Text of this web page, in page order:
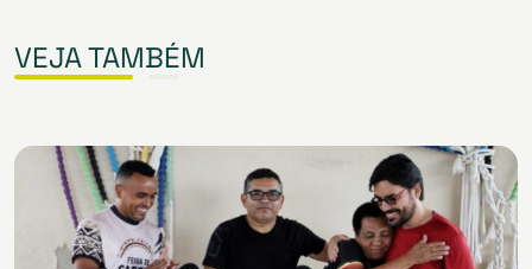
VEJA TAMBÉM